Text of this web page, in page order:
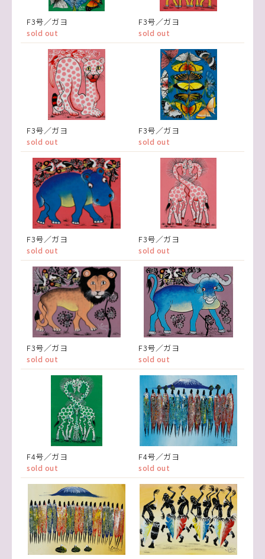
F3号／ガヨ
sold out
F3号／ガヨ
sold out
F3号／ガヨ
sold out
F3号／ガヨ
sold out
F3号／ガヨ
sold out
F3号／ガヨ
sold out
F3号／ガヨ
sold out
F3号／ガヨ
sold out
F4号／ガヨ
sold out
F4号／ガヨ
sold out